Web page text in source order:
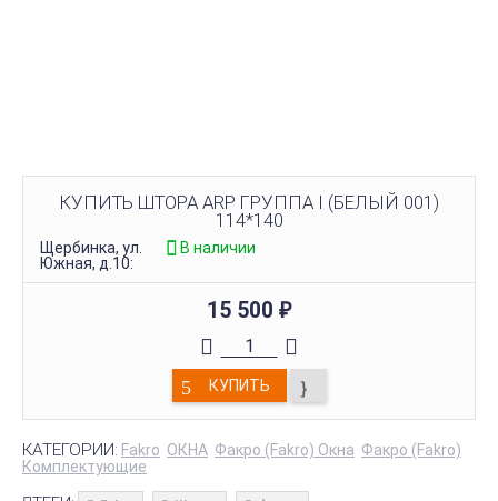
КУПИТЬ ШТОРА ARP ГРУППА I (БЕЛЫЙ 001)
114*140
Щербинка, ул.
Южная, д.10:
В наличии
15 500 ₽
КУПИТЬ
КАТЕГОРИИ: Fakro ОКНА Факро (Fakro) Окна Факро (Fakro)
Комплектующие